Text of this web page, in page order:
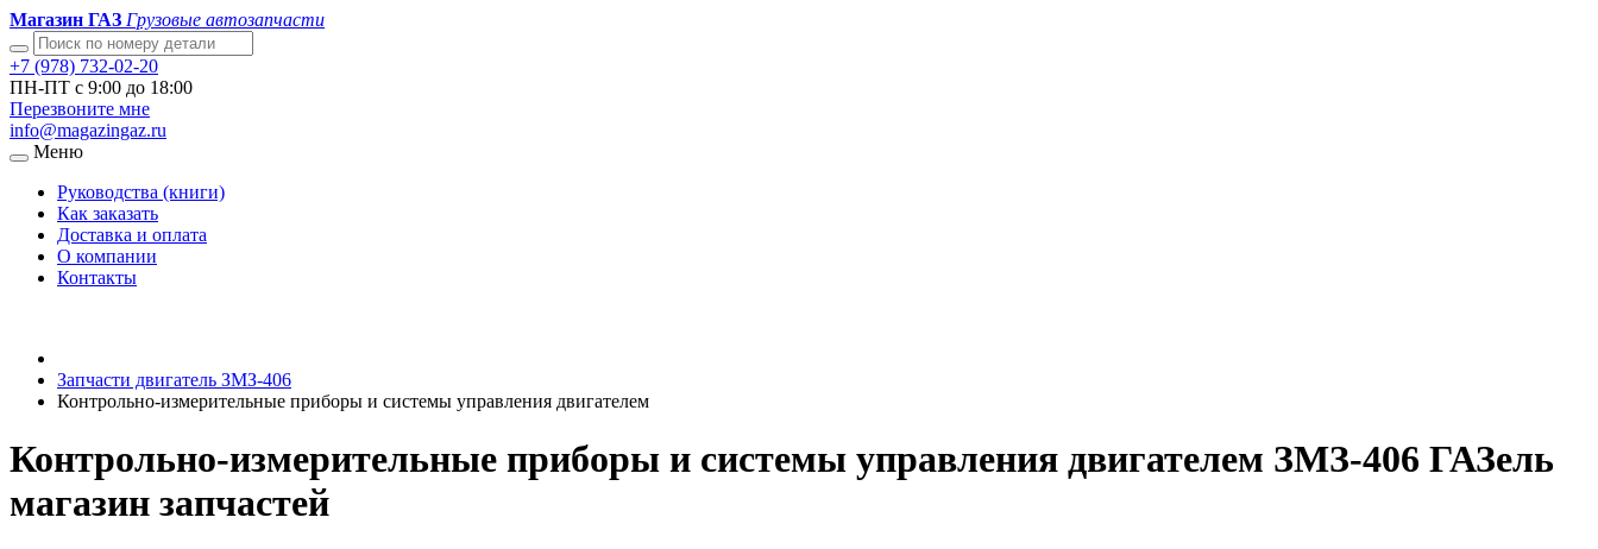
Магазин ГАЗ Грузовые автозапчасти
+7 (978) 732-02-20
ПН-ПТ с 9:00 до 18:00
Перезвоните мне
info@magazingaz.ru
Меню
Руководства (книги)
Как заказать
Доставка и оплата
О компании
Контакты
Запчасти двигатель ЗМЗ-406
Контрольно-измерительные приборы и системы управления двигателем
Контрольно-измерительные приборы и системы управления двигателем ЗМЗ-406 ГАЗель
магазин запчастей